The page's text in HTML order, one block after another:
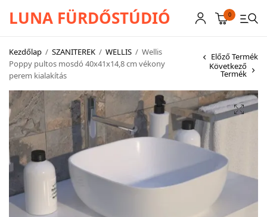
LUNA FÜRDŐSTÚDIÓ 0
Kezdőlap / SZANITEREK / WELLIS / Wellis
Poppy pultos mosdó 40x41x14,8 cm vékony
perem kialakítás
Előző Termék
Következő
Termék
CSAPTELEPEK
SZANITEREK
SCHWAB
KÁDAK
KABINOK – TÁLCÁK
TOVÁBBI TERMÉKEK